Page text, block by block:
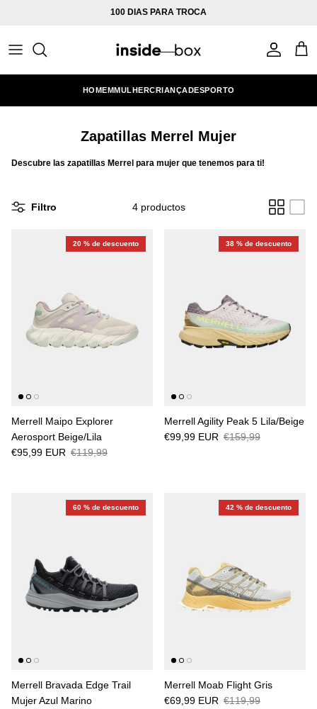
100 DIAS PARA TROCA
Cuenta
HOMEMMULHERCRIANÇADESPORTO
Zapatillas Merrel Mujer
Descubre las zapatillas Merrel para mujer que tenemos para ti!
Filtro 4 productos
20 % de descuento
Merrell Maipo Explorer
Aerosport Beige/Lila
€95,99 EUR €119,99
38 % de descuento
Merrell Agility Peak 5 Lila/Beige
€99,99 EUR €159,99
60 % de descuento
Merrell Bravada Edge Trail
Mujer Azul Marino
42 % de descuento
Merrell Moab Flight Gris
€69,99 EUR €119,99